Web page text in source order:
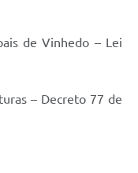
de Vinhedo – Lei
– Decreto 77 de